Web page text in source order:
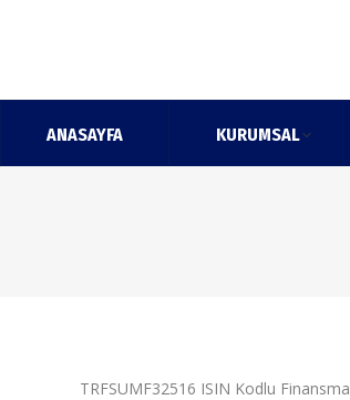
ANASAYFA KURUMSAL
TRFSUMF32516 ISIN Kodlu